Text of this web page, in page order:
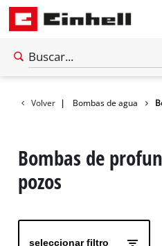
Volver |
Jardín Bombas de agua
Bombas de
pozos
seleccionar filtro